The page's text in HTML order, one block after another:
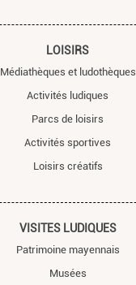
LOISIRS
Médiathèques et ludothèques
Activités ludiques
Parcs de loisirs
Activités sportives
Loisirs créatifs
VISITES LUDIQUES
Patrimoine mayennais
Musées